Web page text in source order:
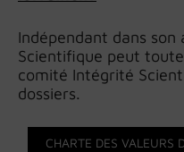
Indépendant dans
Scientifique peut
comité Intégrité
dossiers.
CHARTE DES VALEURS